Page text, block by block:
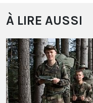
À LIRE AUSSI